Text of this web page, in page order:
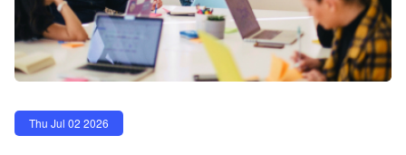
Thu Jul 02 2026